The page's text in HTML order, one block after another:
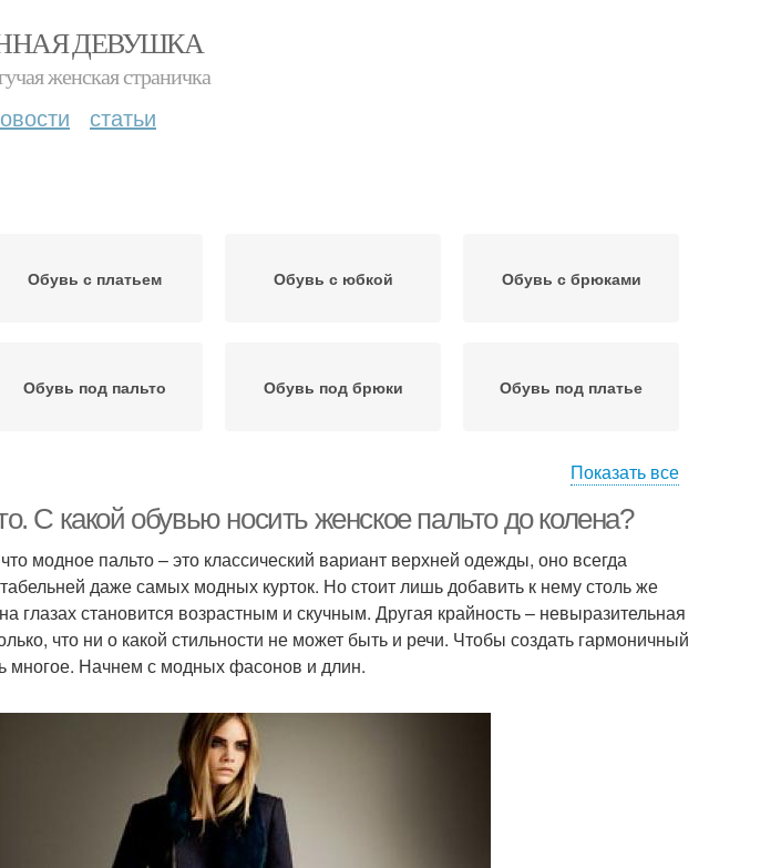
ДЕВУШКА
женская страничка
статьи
Обувь с платьем Обувь с юбкой Обувь с брюками
Обувь под пальто Обувь под брюки Обувь под платье
образу
Показать все
С какой обувью носить женское пальто до колена?
модное пальто – это классический вариант верхней одежды, оно всегда
даже самых модных курток. Но стоит лишь добавить к нему столь же
глазах становится возрастным и скучным. Другая крайность – невыразительная
что ни о какой стильности не может быть и речи. Чтобы создать гармоничный
многое. Начнем с модных фасонов и длин.